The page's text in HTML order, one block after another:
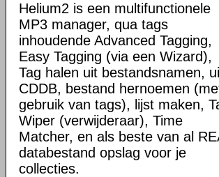
Helium2 is een multifunctionele
MP3 manager, qua tags
inhoudende Advanced Tagging,
Easy Tagging (via een Wizard),
Tag halen uit bestandsnamen,
CDDB, bestand hernoemen
gebruik van tags), lijst maken,
Wiper (verwijderaar), Time
Matcher, en als beste van al
databestand opslag voor je
collecties.